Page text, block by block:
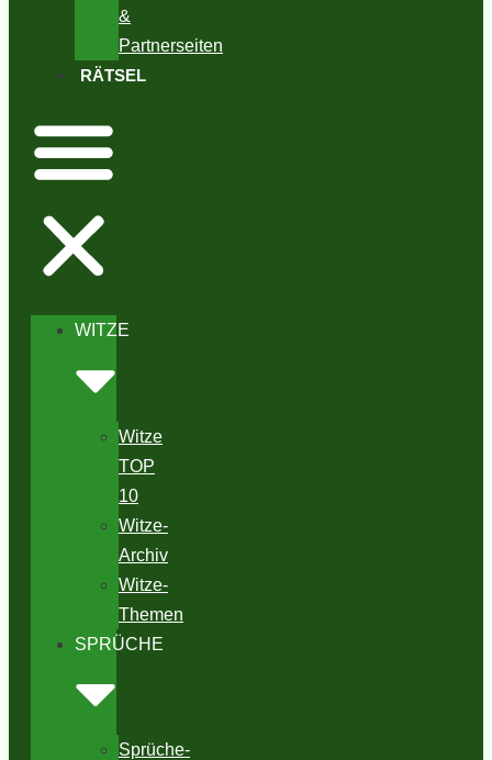
&
Partnerseiten
RÄTSEL
WITZE
Witze
TOP
10
Witze-
Archiv
Witze-
Themen
SPRÜCHE
Sprüche-